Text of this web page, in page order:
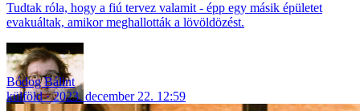
Tudtak róla, hogy a fiú tervez valamit - épp egy másik épületet
evakuáltak, amikor meghallották a lövöldözést.
Bódog Bálint
külföld
2023. december 22. 12:59